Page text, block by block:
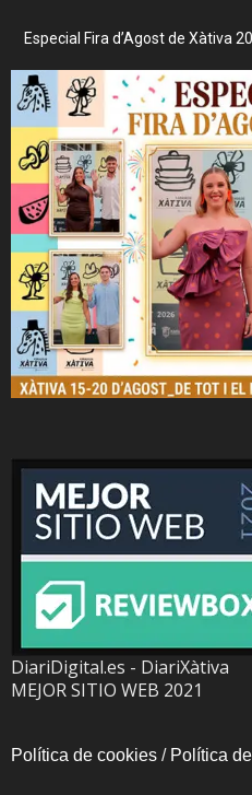
Especial Fira d’Agost de Xàtiva
DiariDigital.es - DiariXàtiva
MEJOR SITIO WEB 2021
Política de cookies / Política